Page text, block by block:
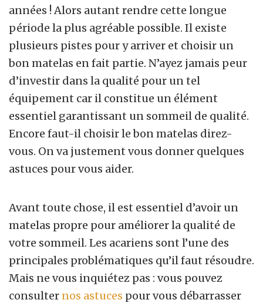
années ! Alors autant rendre cette longue
période la plus agréable possible. Il existe
plusieurs pistes pour y arriver et choisir un
bon matelas en fait partie. N’ayez jamais peur
d’investir dans la qualité pour un tel
équipement car il constitue un élément
essentiel garantissant un sommeil de qualité.
Encore faut-il choisir le bon matelas direz-
vous. On va justement vous donner quelques
astuces pour vous aider.
Avant toute chose, il est essentiel d’avoir un
matelas propre pour améliorer la qualité de
votre sommeil. Les acariens sont l’une des
principales problématiques qu’il faut résoudre.
Mais ne vous inquiétez pas : vous pouvez
consulter nos astuces pour vous débarrasser